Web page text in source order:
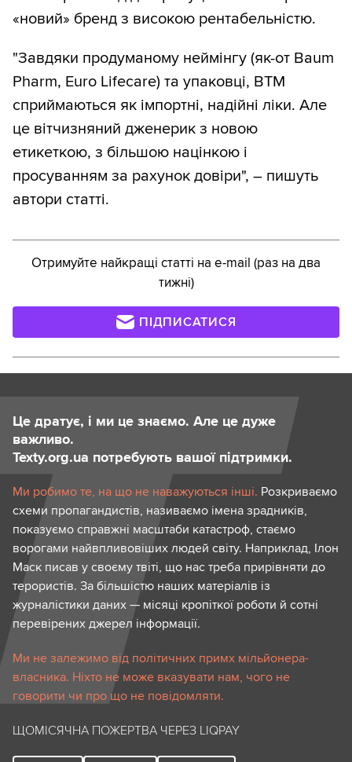
«новий» бренд з високою рентабельністю.
"Завдяки продуманому неймінгу (як-от Baum
Pharm, Euro Lifecare) та упаковці, ВТМ
сприймаються як імпортні, надійні ліки. Але
це вітчизняний дженерик з новою
етикеткою, з більшою націнкою і
просуванням за рахунок довіри", – пишуть
автори статті.
Отримуйте найкращі статті на e-mail (раз на два
тижні)
ПІДПИСАТИСЯ
Це дратує, і ми це знаємо. Але це дуже
важливо.
Texty.org.ua потребують вашої підтримки.
Ми робимо те, на що не наважуються інші. Розкриваємо
схеми пропагандистів, називаємо імена зрадників,
показуємо справжні масштаби катастроф, стаємо
ворогами найвпливовіших людей світу. Наприклад, Ілон
Маск писав у своєму твіті, що нас треба прирівняти до
терористів. За більшістю наших матеріалів із
журналістики даних — місяці кропіткої роботи й сотні
перевірених джерел інформації.
Ми не залежимо від політичних примх мільйонера-
власника. Ніхто не може вказувати нам, чого не
говорити чи про що не повідомляти.
ЩОМІСЯЧНА ПОЖЕРТВА ЧЕРЕЗ LIQPAY